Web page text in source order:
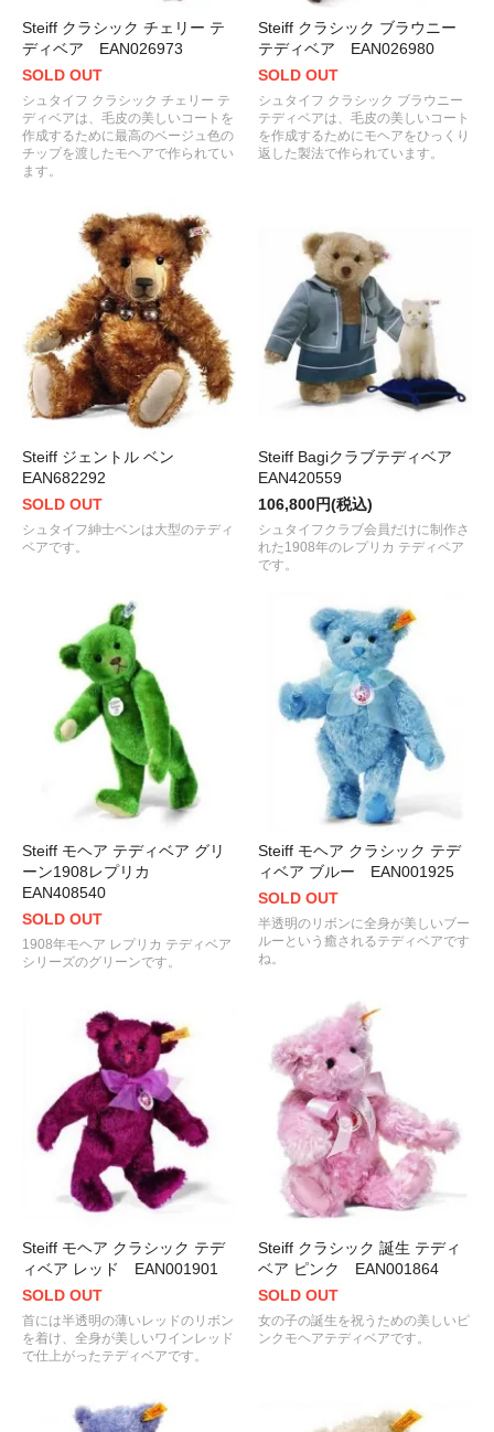
Steiff クラシック チェリー テ
ディベア EAN026973
SOLD OUT
シュタイフ クラシック チェリー テ
ディベアは、毛皮の美しいコートを
作成するために最高のベージュ色の
チップを渡したモヘアで作られてい
ます。
Steiff クラシック ブラウニー
テディベア EAN026980
SOLD OUT
シュタイフ クラシック ブラウニー
テディベアは、毛皮の美しいコート
を作成するためにモヘアをひっくり
返した製法で作られています。
Steiff ジェントル ベン
EAN682292
SOLD OUT
シュタイフ紳士ベンは大型のテディ
ベアです。
Steiff Bagiクラブテディベア
EAN420559
106,800円(税込)
シュタイフクラブ会員だけに制作さ
れた1908年のレプリカ テディベア
です。
Steiff モヘア テディベア グリ
ーン1908レプリカ
EAN408540
SOLD OUT
1908年モヘア レプリカ テディベア
シリーズのグリーンです。
Steiff モヘア クラシック テデ
ィベア ブルー EAN001925
SOLD OUT
半透明のリボンに全身が美しいブー
ルーという癒されるテディベアです
ね。
Steiff モヘア クラシック テデ
ィベア レッド EAN001901
SOLD OUT
首には半透明の薄いレッドのリボン
を着け、全身が美しいワインレッド
で仕上がったテディベアです。
Steiff クラシック 誕生 テディ
ベア ピンク EAN001864
SOLD OUT
女の子の誕生を祝うための美しいピ
ンクモヘアテディベアです。